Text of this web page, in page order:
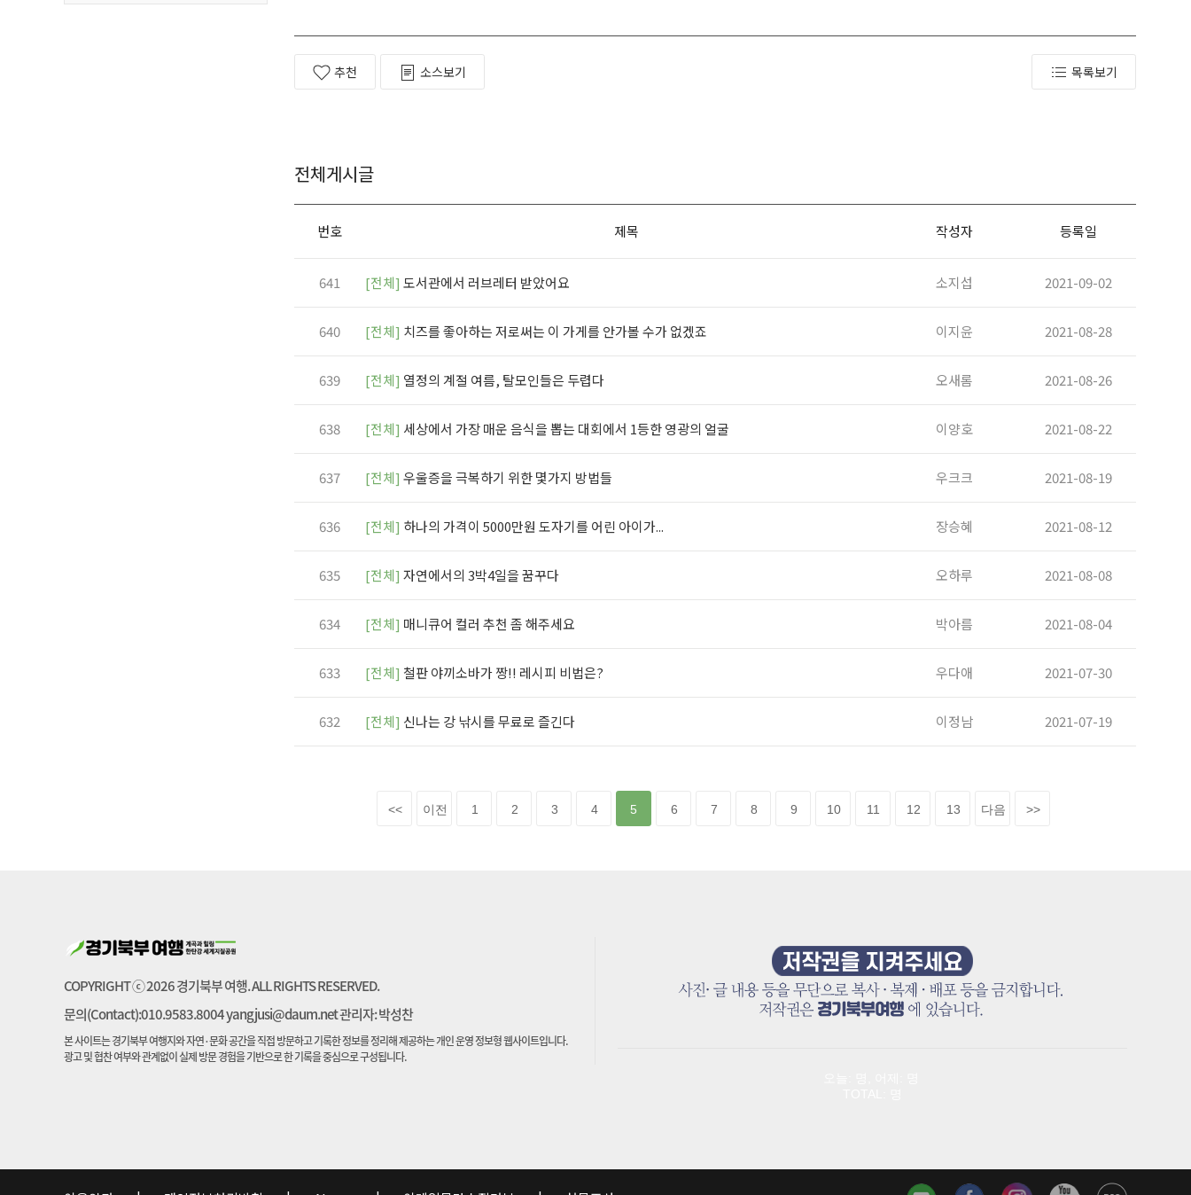
추천 소스보기 목록보기
전체게시글
번호 제목 작성자 등록일
641 [전체] 도서관에서 러브레터 받았어요 소지섭 2021-09-02
640 [전체] 치즈를 좋아하는 저로써는 이 가게를 안가볼 수가 없겠죠 이지윤 2021-08-28
639 [전체] 열정의 계절 여름, 탈모인들은 두렵다 오새롬 2021-08-26
638 [전체] 세상에서 가장 매운 음식을 뽑는 대회에서 1등한 영광의 얼굴 이양호 2021-08-22
637 [전체] 우울증을 극복하기 위한 몇가지 방법들 우크크 2021-08-19
636 [전체] 하나의 가격이 5000만원 도자기를 어린 아이가... 장승혜 2021-08-12
635 [전체] 자연에서의 3박4일을 꿈꾸다 오하루 2021-08-08
634 [전체] 매니큐어 컬러 추천 좀 해주세요 박아름 2021-08-04
633 [전체] 철판 야끼소바가 짱!! 레시피 비법은? 우다애 2021-07-30
632 [전체] 신나는 강 낚시를 무료로 즐긴다 이정남 2021-07-19
<< 이전 1 2 3 4 5 6 7 8 9 10 11 12 13 다음 >>
COPYRIGHT ⓒ 2026 경기북부 여행. ALL RIGHTS RESERVED.
문의(Contact):010.9583.8004 yangjusi@daum.net 관리자: 박성찬
본 사이트는 경기북부 여행지와 자연·문화 공간을 직접 방문하고 기록한 정보를 정리해 제공하는 개인 운영 정보형 웹사이트입니다.
광고 및 협찬 여부와 관계없이 실제 방문 경험을 기반으로 한 기록을 중심으로 구성됩니다.